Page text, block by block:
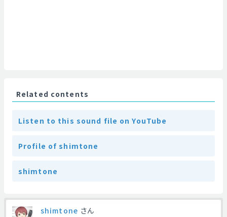
Related contents
Listen to this sound file on YouTube
Profile of shimtone
shimtone
shimtone さん